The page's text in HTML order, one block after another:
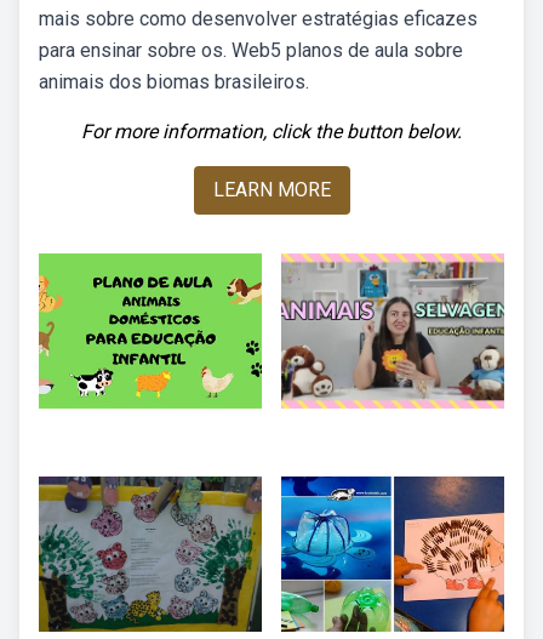
mais sobre como desenvolver estratégias eficazes
para ensinar sobre os. Web5 planos de aula sobre
animais dos biomas brasileiros.
For more information, click the button below.
LEARN MORE